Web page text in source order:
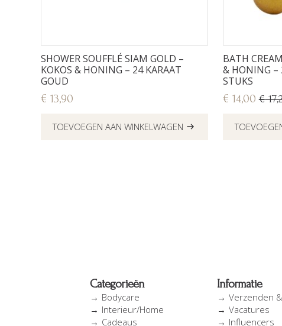
SHOWER SOUFFLÉ SIAM GOLD –
KOKOS & HONING – 24 KARAAT
GOUD
€ 13,90
TOEVOEGEN AAN WINKELWAGEN
BATH
& HONING –
STUKS
€
was:
€ 14,00
Huidige
Categorieën
Bodycare
Interieur/Home
Cadeaus
Informatie
Verzenden
Vacatures
Influencers